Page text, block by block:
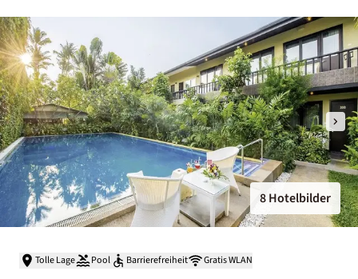
8 Hotelbilder
Tolle Lage Pool Barrierefreiheit Gratis WLAN